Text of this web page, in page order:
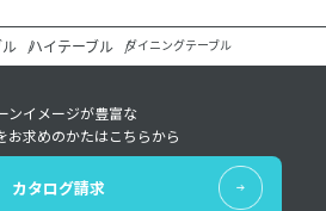
ハイテーブル ダイニングテーブル
ンイメージが豊富な
お求めのかたはこちらから
カタログ請求